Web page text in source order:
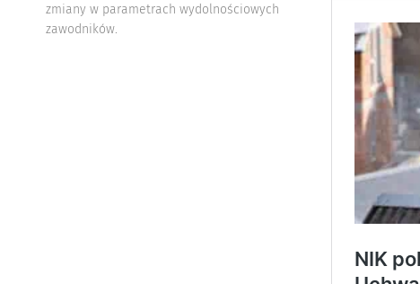
zmiany w parametrach wydolnościowych
zawodników.